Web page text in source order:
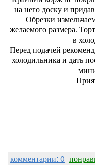
на него доску и
Обрезки
желаемого размера.
в
Перед подачей
холодильника и дать
комментарии: 0